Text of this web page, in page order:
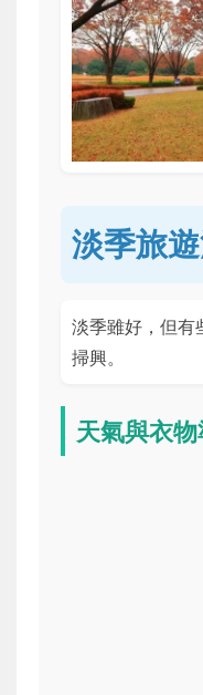
淡季旅
淡季雖好，但有
掃興。
天氣與衣